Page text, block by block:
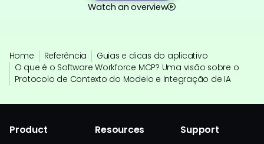
Watch an overview
Home Referência
Guias e dicas do aplicativo
O que é o Software Workforce MCP? Uma visão sobre o
Protocolo de Contexto do Modelo e Integração de IA
Product Resources Support